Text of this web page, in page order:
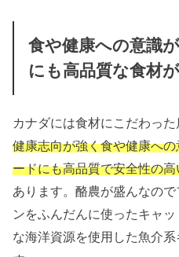
食や健康への意識
にも高品質な食材
カナダには食材にこだわっ
健康志向が強く食や健康へ
ードにも高品質で安全性の
あります。酪農が盛んなの
ンをふんだんに使ったキャ
な海洋資源を使用した魚介